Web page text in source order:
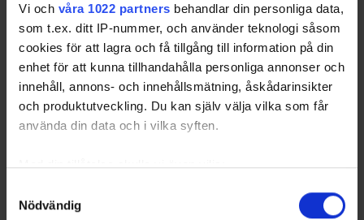
Vi och våra 1022 partners behandlar din personliga data,
som t.ex. ditt IP-nummer, och använder teknologi såsom
cookies för att lagra och få tillgång till information på din
enhet för att kunna tillhandahålla personliga annonser och
innehåll, annons- och innehållsmätning, åskådarinsikter
och produktutveckling. Du kan själv välja vilka som får
använda din data och i vilka syften.
Med din tillåtelse skulle vi även vilja:
som kan ha en noggrannhet på upp till flera meter
Nödvändig
Regelboken säsongen 2026-2027
26-06-26
Regelboken är nu publicerad för kommande säsong. Längre
ned här finner du också situationshandboken som är ett
komplement till regelboken. Du har också årets